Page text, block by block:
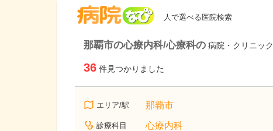
人で選べる医院検索
那覇市の心療内科/心療科の 病院・クリニック
36 件見つかりました
エリア/駅 那覇市
診療科目 心療内科